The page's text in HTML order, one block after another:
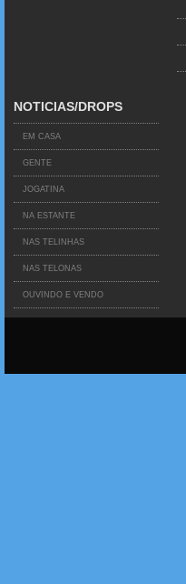
NOTICIAS/DROPS
EM CASA
GENTE
JOGATINA
NA ESTANTE
NAS TELINHAS
NAS TELONAS
OUVINDO E VENDO